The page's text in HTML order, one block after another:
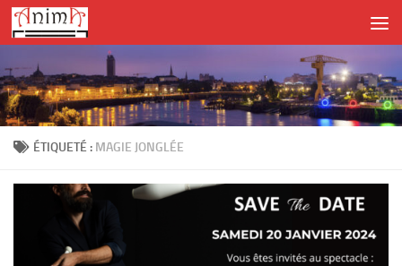
Skip to content
ÉTIQUETÉ : MAGIE JONGLÉE